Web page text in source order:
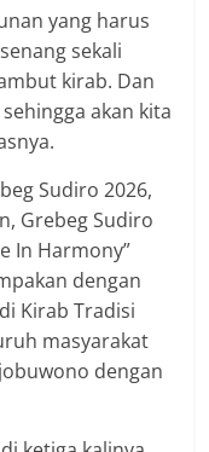
yang harus
sekali
kirab. Dan
akan kita
Sudiro 2026,
Grebeg Sudiro
In Harmony”
dengan
Kirab Tradisi
masyarakat
dengan